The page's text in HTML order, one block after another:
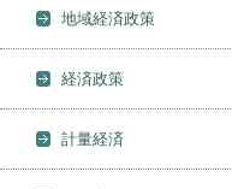
地域経済政策
経済政策
計量経済